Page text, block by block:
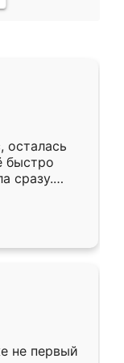
осталась
быстро
сразу.
к
Собрали
даже
не первый